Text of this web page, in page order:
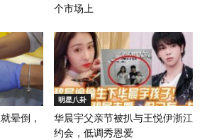
个市场上
晕倒，
明星八卦
华晨宇父亲节被扒与王悦伊浙江
约会，低调秀恩爱